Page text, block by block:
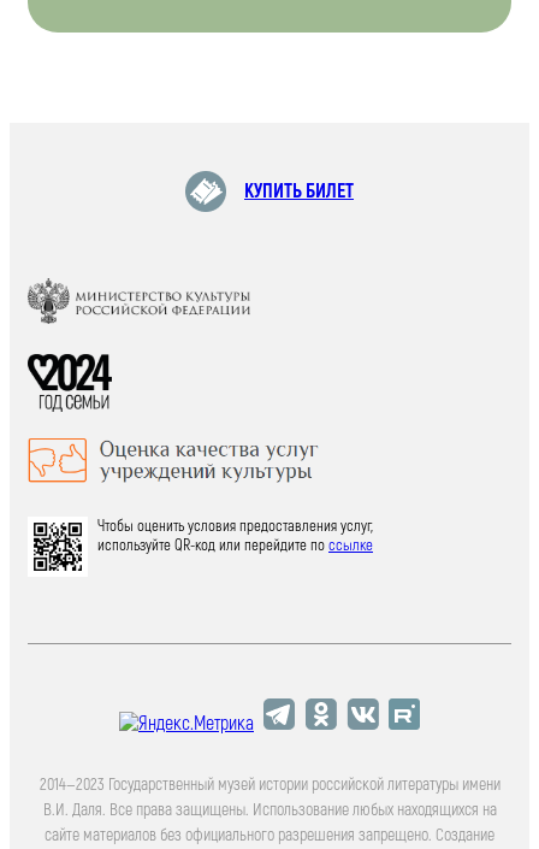
КУПИТЬ БИЛЕТ
Чтобы оценить условия предоставления услуг,
используйте QR-код или перейдите поссылке
2014—2023 Государственный музей истории российской литературы имени
В.И. Даля. Все права защищены. Использование любых находящихся на
сайте материалов без официального разрешения запрещено. Создание